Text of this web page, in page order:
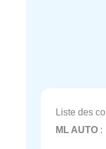
Liste des
ML AUTO :